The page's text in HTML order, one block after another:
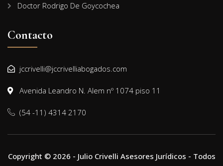
Doctor Rodrigo De Goycochea
Contacto
jccrivelli@jccrivelliabogados.com
Avenida Leandro N. Alem nº 1074 piso 11
(54 -11) 4314 2170
Copyright © 2026 - Julio Crivelli Asesores Jurídicos - Todos